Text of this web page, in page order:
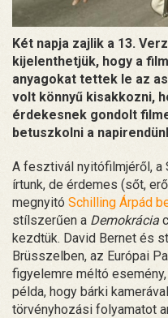
Két napja zajlik a 13.
kijelenthetjük, hogy a
anyagokat tettek le az
volt könnyű kisakkozni,
érdekesnek gondolt
betuszkolni a
A fesztivál nyitófilmjéről, a
írtunk, de érdemes (sőt,
megnyitó Schilling Árpád
stílszerűen a Demokrácia
kezdtük. David Bernet és
Brüsszelben, az Európai
figyelemre méltó
példa, hogy bárki
törvényhozási folyamatot